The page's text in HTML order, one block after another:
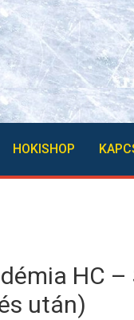
HOKISHOP
HC –
után)